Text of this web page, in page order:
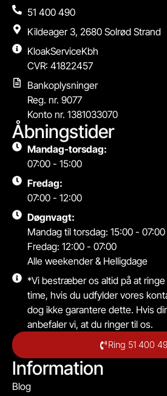
51 400 490
Kildeager 3, 2680 Solrød Strand
KloakServiceKbh
CVR: 41822457
Bankoplysninger
Reg. nr. 9077
Konto nr. 1381033070
Åbningstider
Mandag-torsdag:
07:00 - 15:00
Fredag:
07:00 - 12:00
Døgnvagt:
Mandag til torsdag: 15:00 - 07:00
Fredag: 12:00 - 07:00
Alle weekender & Helligdage
*Vi bestræber os altid på at ringe
time, hvis du udfylder vores
dog ikke garantere dette. Hvis
anbefaler vi, at du ringer til os.
Ring 51 400
Information
Blog